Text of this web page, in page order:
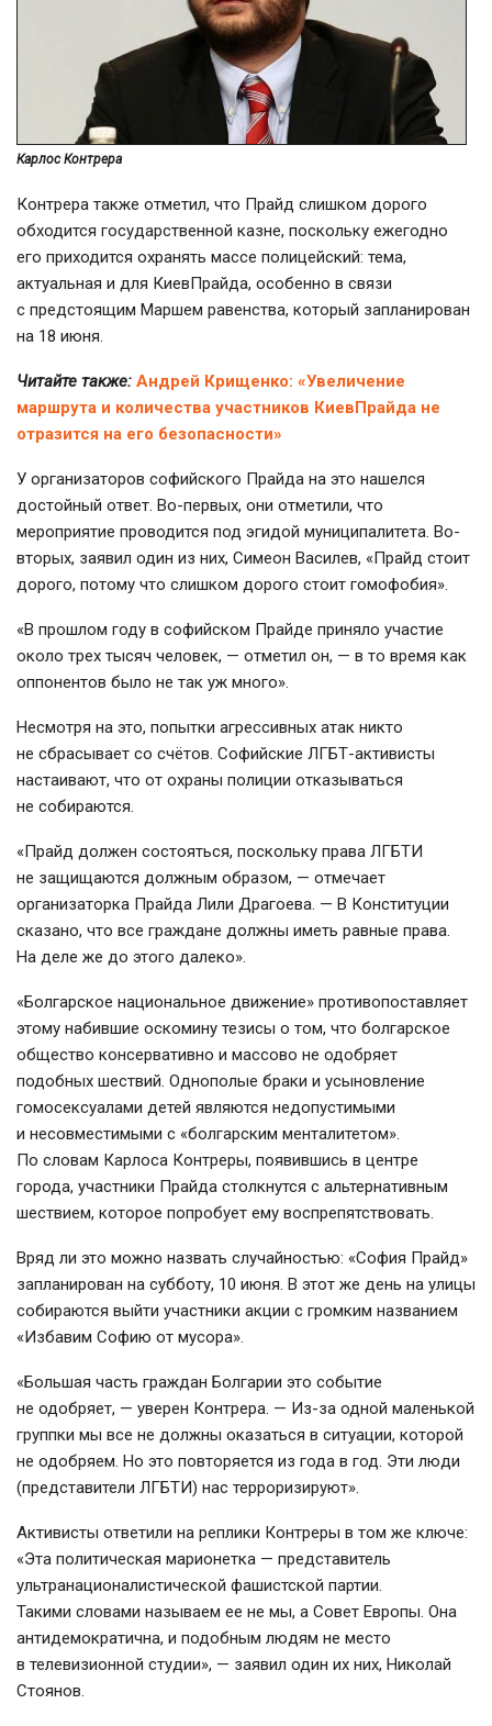
Карлос Контрера
Контрера также отметил, что Прайд слишком дорого
обходится государственной казне, поскольку ежегодно
его приходится охранять массе полицейский: тема,
актуальная и для КиевПрайда, особенно в связи
с предстоящим Маршем равенства, который запланирован
на 18 июня.
Читайте также: Андрей Крищенко: «Увеличение
маршрута и количества участников КиевПрайда не
отразится на его безопасности»
У организаторов софийского Прайда на это нашелся
достойный ответ. Во-первых, они отметили, что
мероприятие проводится под эгидой муниципалитета. Во-
вторых, заявил один из них, Симеон Василев, «Прайд стоит
дорого, потому что слишком дорого стоит гомофобия».
«В прошлом году в софийском Прайде приняло участие
около трех тысяч человек, — отметил он, — в то время как
оппонентов было не так уж много».
Несмотря на это, попытки агрессивных атак никто
не сбрасывает со счётов. Софийские ЛГБТ-активисты
настаивают, что от охраны полиции отказываться
не собираются.
«Прайд должен состояться, поскольку права ЛГБТИ
не защищаются должным образом, — отмечает
организаторка Прайда Лили Драгоева. — В Конституции
сказано, что все граждане должны иметь равные права.
На деле же до этого далеко».
«Болгарское национальное движение» противопоставляет
этому набившие оскомину тезисы о том, что болгарское
общество консервативно и массово не одобряет
подобных шествий. Однополые браки и усыновление
гомосексуалами детей являются недопустимыми
и несовместимыми с «болгарским менталитетом».
По словам Карлоса Контреры, появившись в центре
города, участники Прайда столкнутся с альтернативным
шествием, которое попробует ему воспрепятствовать.
Вряд ли это можно назвать случайностью: «София Прайд»
запланирован на субботу, 10 июня. В этот же день на улицы
собираются выйти участники акции с громким названием
«Избавим Софию от мусора».
«Большая часть граждан Болгарии это событие
не одобряет, — уверен Контрера. — Из-за одной маленькой
группки мы все не должны оказаться в ситуации, которой
не одобряем. Но это повторяется из года в год. Эти люди
(представители ЛГБТИ) нас терроризируют».
Активисты ответили на реплики Контреры в том же ключе:
«Эта политическая марионетка — представитель
ультранационалистической фашистской партии.
Такими словами называем ее не мы, а Совет Европы. Она
антидемократична, и подобным людям не место
в телевизионной студии», — заявил один их них, Николай
Стоянов.